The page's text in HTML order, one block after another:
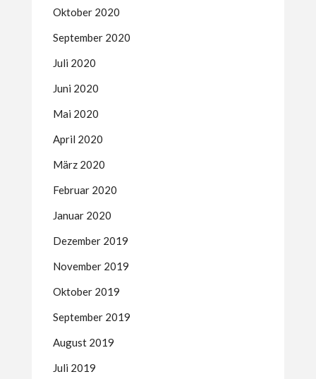
Oktober 2020
September 2020
Juli 2020
Juni 2020
Mai 2020
April 2020
März 2020
Februar 2020
Januar 2020
Dezember 2019
November 2019
Oktober 2019
September 2019
August 2019
Juli 2019